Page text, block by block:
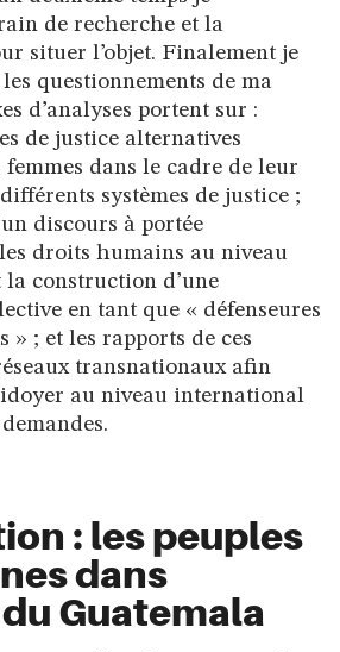
de recherche et la
situer l’objet. Finalement je
questionnements de ma
d’analyses portent sur :
de justice alternatives
femmes dans le cadre de leur
systèmes de justice ;
discours à portée
droits humains au niveau
construction d’une
en tant que « défenseures
» ; et les rapports de ces
transnationaux afin
au niveau international
: les peuples
dans
Guatemala